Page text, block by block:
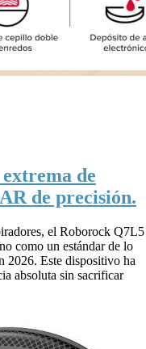
de
de precisión.
el Roborock Q7L5
como un estándar de lo
2026. Este dispositivo ha
absoluta sin sacrificar